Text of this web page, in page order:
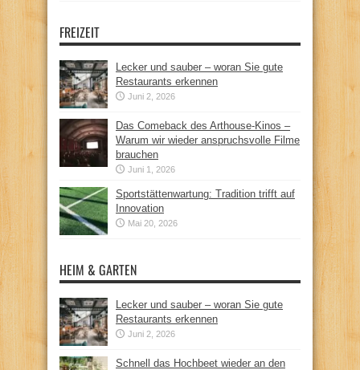
FREIZEIT
Lecker und sauber – woran Sie gute
Restaurants erkennen
Juni 2, 2026
Das Comeback des Arthouse-Kinos –
Warum wir wieder anspruchsvolle Filme
brauchen
Juni 1, 2026
Sportstättenwartung: Tradition trifft auf
Innovation
Mai 20, 2026
HEIM & GARTEN
Lecker und sauber – woran Sie gute
Restaurants erkennen
Juni 2, 2026
Schnell das Hochbeet wieder an den